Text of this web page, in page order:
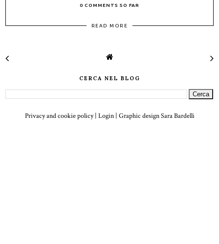
0 COMMENTS SO FAR
READ MORE
CERCA NEL BLOG
Privacy and cookie policy| Login| Graphic designSara Bardelli